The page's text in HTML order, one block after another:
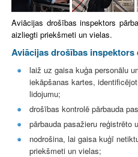
u
l
e
Aviācijas drošības inspektors
aizliegti priekšmeti un vielas.
Aviācijas drošības inspektors
laiž uz gaisa kuģa personālu
iekāpšanas kartes,
lidojumu;
drošības kontrolē pārbauda
pārbauda pasažieru reģistrēto
nodrošina, lai gaisa kuģī
priekšmeti un vielas;